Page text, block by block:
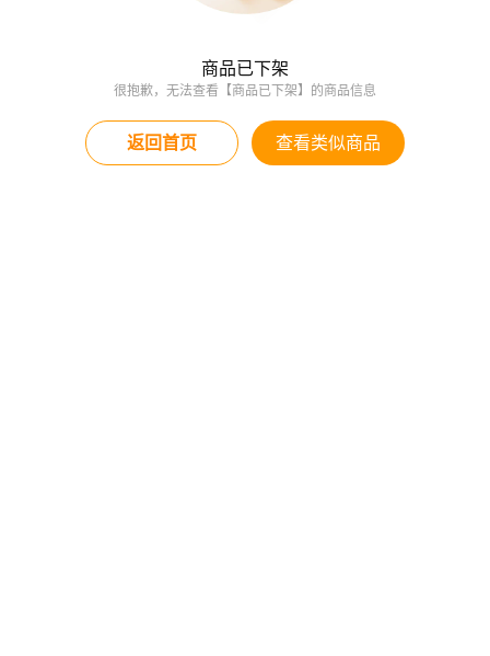
商品已下架
很抱歉，无法查看【商品已下架】的商品信息
返回首页 查看类似商品